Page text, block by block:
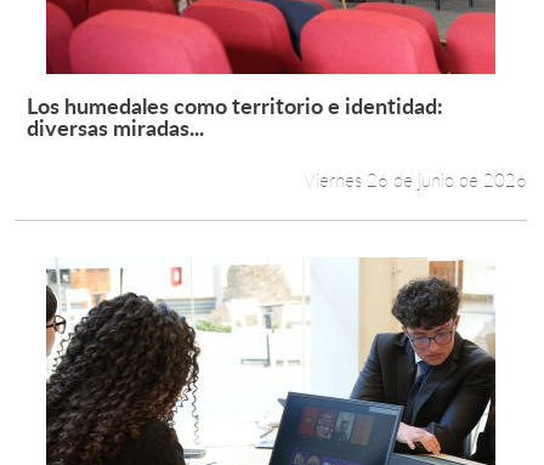
Leer más +
Los humedales como territorio e identidad:
diversas miradas...
Viernes 26 de junio de 2026